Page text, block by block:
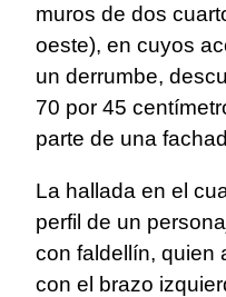
muros de dos
oeste), en cuyos
un derrumbe,
70 por 45
parte de una
La hallada en el
perfil de un
con faldellín, quien
con el brazo